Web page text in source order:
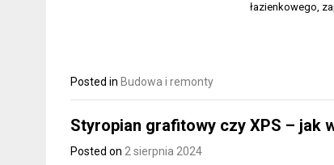
łazienkowego,
Posted in Budowa i remonty
Styropian grafitowy czy XPS – jak
Posted on 2 sierpnia 2024